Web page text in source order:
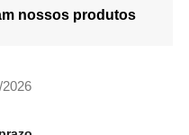
nossos produtos